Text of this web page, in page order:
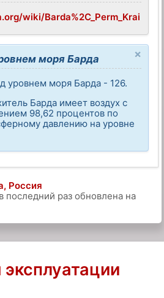
wiki/Barda%2C_Perm_Krai
×
моря Барда
уровнем моря Барда - 126.
Барда имеет воздух с
98,62 процентов по
давлению на уровне
Россия
последний раз обновлена на
эксплуатации